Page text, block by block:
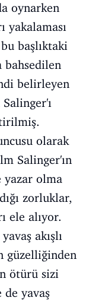
oynarken
yakalaması
başlıktaki
belirleyen
olarak
Salinger'ın
yazar olma
zorluklar,
ele alıyor.
akışlı
güzelliğinden
ötürü sizi
de yavaş